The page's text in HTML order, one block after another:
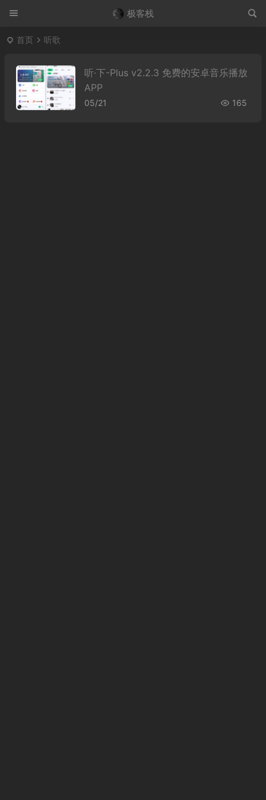
极客栈
首页 听歌
听·下-Plus v2.2.3 免费的安卓音乐播放
APP
05/21 165